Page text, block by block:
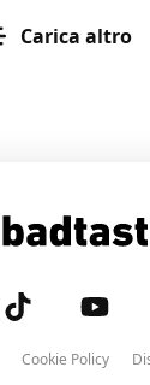
Carica altro
Cookie Policy